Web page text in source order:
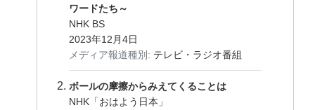
ワードたち～
NHK BS
2023年12月4日
メディア報道種別: テレビ・ラジオ番組
ボールの摩擦からみえてくることは
NHK「おはよう日本」